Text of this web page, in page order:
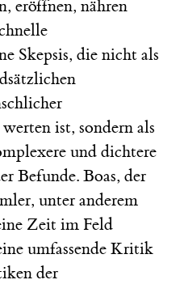
eröffnen, nähren
Skepsis, die nicht als
ist, sondern als
und dichtere
Befunde. Boas, der
unter anderem
Zeit im Feld
umfassende Kritik
der